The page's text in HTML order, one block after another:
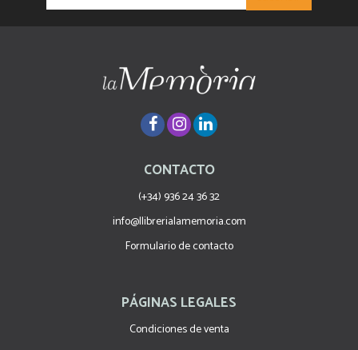
CONTACTO
(+34) 936 24 36 32
info@llibrerialamemoria.com
Formulario de contacto
PÁGINAS LEGALES
Condiciones de venta